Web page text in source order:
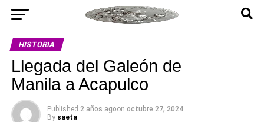
HISTORIA
Llegada del Galeón de
Manila a Acapulco
Published 2 años agoon octubre 27, 2024
By saeta